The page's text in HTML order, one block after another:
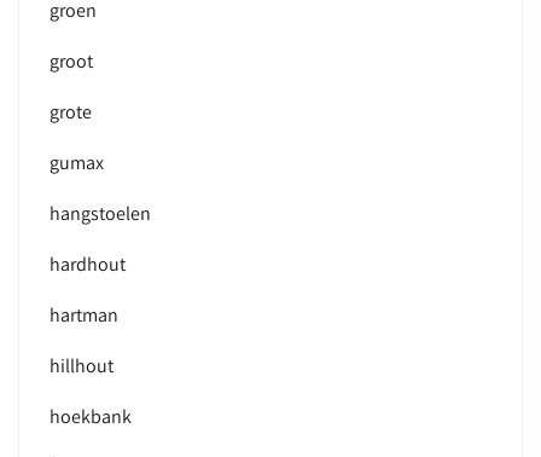
groen
groot
grote
gumax
hangstoelen
hardhout
hartman
hillhout
hoekbank